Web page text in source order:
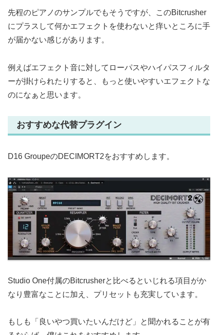
先程のピアノのサンプルでもそうですが、このBitcrusher
にプラスして何かエフェクトを使わないと痒いところに手
が届かない感じがあります。
例えばエフェクト音に対してローパスやハイパスフィルタ
ーが掛けられたりすると、もっと使いやすいエフェクトな
のになぁと思います。
おすすめな代替プラグイン
D16 GroupeのDECIMORT2をおすすめします。
Studio One付属のBitcrusherと比べるといじれる項目がか
なり豊富なことに加え、プリセットも充実しています。
もしも「良いやつ買いたいんだけど」と聞かれることが有